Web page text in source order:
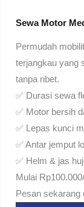
Sewa Motor
Permudah
terjangkau yang
tanpa ribet.
✅ Durasi sewa
✅ Motor bersih
✅ Lepas kunci
✅ Antar jemput
✅ Helm & jas
Mulai
Pesan sekarang